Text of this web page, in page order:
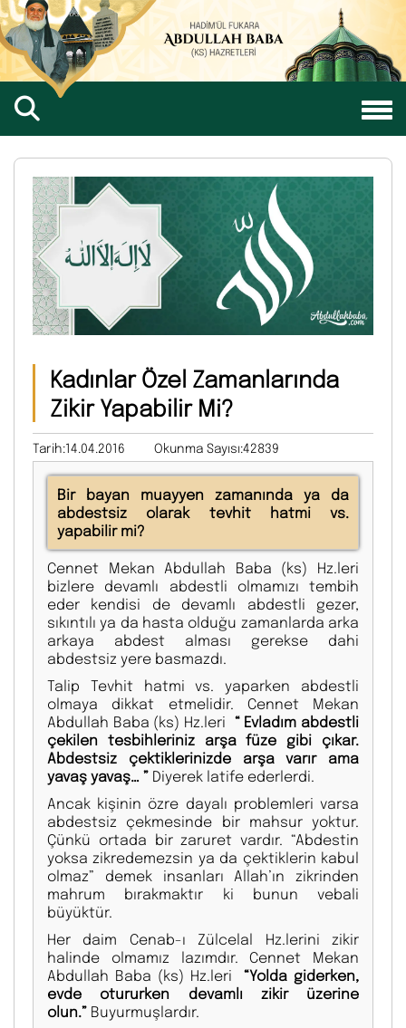
Kadınlar Özel Zamanlarında
Zikir Yapabilir Mi?
Tarih:14.04.2016 Okunma Sayısı:42839
Bir bayan muayyen zamanında ya da
abdestsiz olarak tevhit hatmi vs.
yapabilir mi?
Cennet Mekan Abdullah Baba (ks) Hz.leri
bizlere devamlı abdestli olmamızı tembih
eder kendisi de devamlı abdestli gezer,
sıkıntılı ya da hasta olduğu zamanlarda arka
arkaya abdest alması gerekse dahi
abdestsiz yere basmazdı.
Talip Tevhit hatmi vs. yaparken abdestli
olmaya dikkat etmelidir. Cennet Mekan
Abdullah Baba (ks) Hz.leri “ Evladım abdestli
çekilen tesbihleriniz arşa füze gibi çıkar.
Abdestsiz çektiklerinizde arşa varır ama
yavaş yavaş… ” Diyerek latife ederlerdi.
Ancak kişinin özre dayalı problemleri varsa
abdestsiz çekmesinde bir mahsur yoktur.
Çünkü ortada bir zaruret vardır. “Abdestin
yoksa zikredemezsin ya da çektiklerin kabul
olmaz” demek insanları Allah’ın zikrinden
mahrum bırakmaktır ki bunun vebali
büyüktür.
Her daim Cenab-ı Zülcelal Hz.lerini zikir
halinde olmamız lazımdır. Cennet Mekan
Abdullah Baba (ks) Hz.leri“Yolda giderken,
evde otururken devamlı zikir üzerine
olun.” Buyurmuşlardır.